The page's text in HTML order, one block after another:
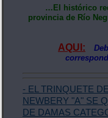
…El histórico
provincia de Río
AQUI:
- EL TRINQUETE
NEWBERY "A" SE
DE DAMAS